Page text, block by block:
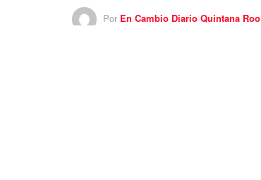
Por En Cambio Diario Quintana Roo